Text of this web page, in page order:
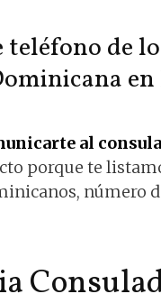
teléfono de
al
porque te
número